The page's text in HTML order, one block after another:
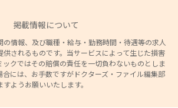
掲載情報について
情報、及び職種・給与・勤務時間・待遇等の求人
されるものです。当サービスによって生じた損害
ックではその賠償の責任を一切負わないものとしま
合には、お手数ですがドクターズ・ファイル編集部
ようお願いいたします。